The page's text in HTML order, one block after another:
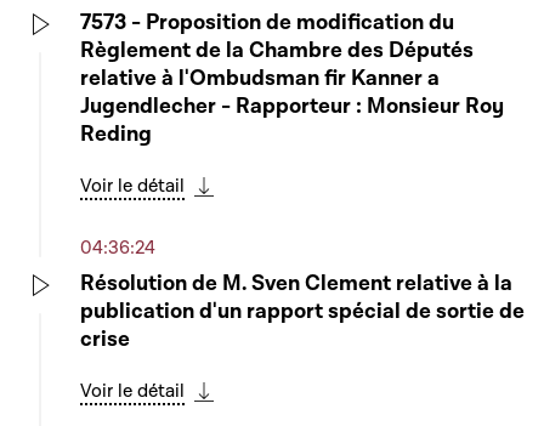
7573 - Proposition de modification du
Règlement de la Chambre des Députés
relative à l'Ombudsman fir Kanner a
Jugendlecher - Rapporteur : Monsieur Roy
Reding
Voir le détail
04:36:24
Résolution de M. Sven Clement relative à la
publication d'un rapport spécial de sortie de
crise
Voir le détail